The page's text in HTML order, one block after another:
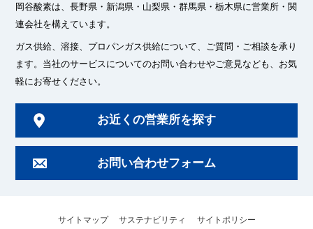
岡谷酸素は、長野県・新潟県・山梨県・群馬県・栃木県に営業所・関
連会社を構えています。
ガス供給、溶接、プロパンガス供給について、ご質問・ご相談を承り
ます。 当社のサービスについてのお問い合わせやご意見なども、お気
軽にお寄せください。
お近くの営業所を探す
お問い合わせフォーム
サイトマップ サステナビリティ サイトポリシー